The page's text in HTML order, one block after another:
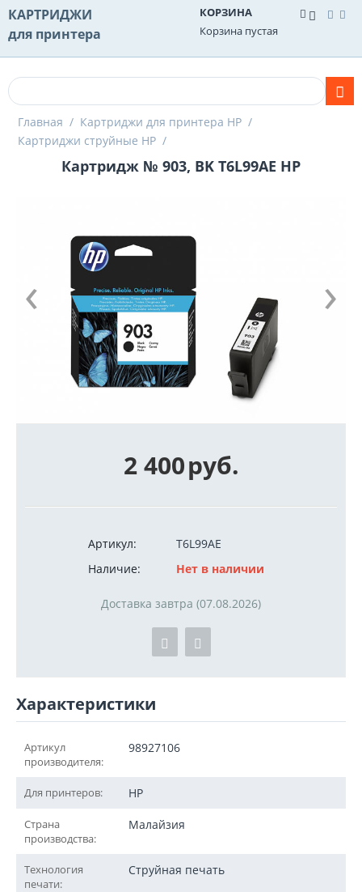
КАРТРИДЖИ
для принтера
КОРЗИНА
Корзина пустая
Главная / Картриджи для принтера HP /
Картриджи струйные HP /
Картридж № 903, BK T6L99AE HP
2 400руб.
Артикул:
T6L99AE
Наличие:
Нет в наличии
Доставка завтра (07.08.2026)
Характеристики
Артикул
производителя:
98927106
Для принтеров: HP
Страна
производства:
Малайзия
Технология
печати:
Струйная печать